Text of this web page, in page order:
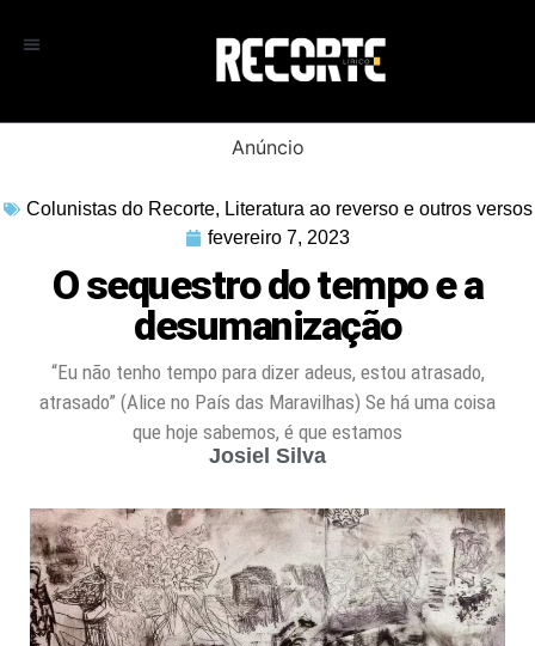
Anúncio
Colunistas do Recorte, Literatura ao reverso e outros versos
fevereiro 7, 2023
O sequestro do tempo e a
desumanização
“Eu não tenho tempo para dizer adeus, estou atrasado,
atrasado” (Alice no País das Maravilhas) Se há uma coisa
que hoje sabemos, é que estamos
Josiel Silva